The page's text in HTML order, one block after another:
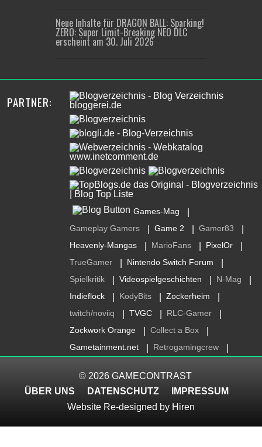
Neue Inhalte für DRAGON BALL: Sparking!
ZERO: Super Limit-Breaking NEO DLC
erscheint am 30. Juli 2026
PARTNER:
Games-Mag
Gameplay Gamers Game 2 Gamer83
Heavenly-Mangas MarioFans PixelOr
TrueGamer Nintendo Switch Forum
Spielkritik Videospielgeschichten N-Mag
Indieflock KodyBits Zockerheim
twitch/noviiq TVGC RLC-Gamer
Zockwork Orange Collect a Box
Gametainment.net Retrogamingcrew
© 2026 GAMECONTRAST
ÜBER UNS
DATENSCHUTZ
IMPRESSUM
Website Re-designed by Hiren